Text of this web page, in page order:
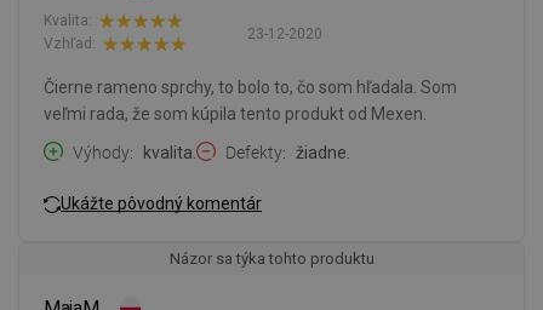
23-12-2020
Kvalita:
Vzhľad:
Čierne rameno sprchy, to bolo to, čo som hľadala. Som
veľmi rada, že som kúpila tento produkt od Mexen.
Výhody
kvalita. Defekty žiadne.
Ukážte pôvodný komentár
Názor sa týka tohto produktu